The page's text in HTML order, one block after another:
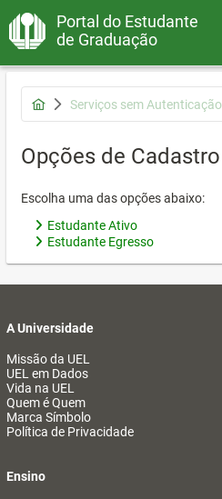
Portal do Estudante
de Graduação
Serviços sem Autenticação
Opções de Cadastro
Escolha uma das opções abaixo:
Estudante Ativo
Estudante Egresso
A Universidade
Missão da UEL
UEL em Dados
Vida na UEL
Quem é Quem
Marca Símbolo
Política de Privacidade
Ensino